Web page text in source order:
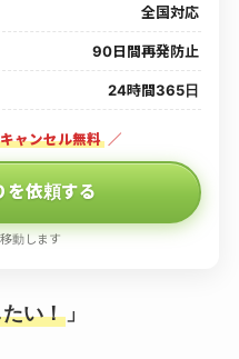
全国対応
90日間再発防止
24時間365日
ャンセル無料／
を依頼する
動します
い！」